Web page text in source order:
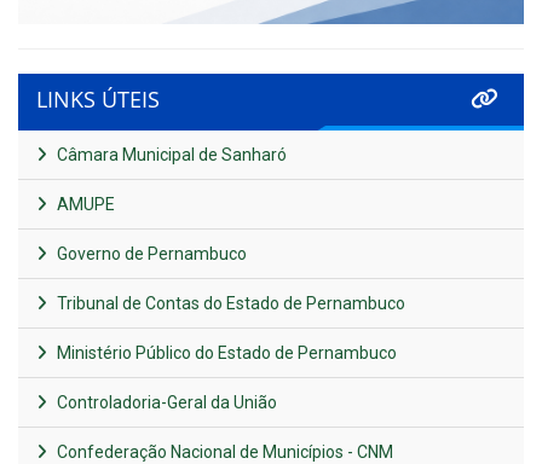
LINKS ÚTEIS
Câmara Municipal de Sanharó
AMUPE
Governo de Pernambuco
Tribunal de Contas do Estado de Pernambuco
Ministério Público do Estado de Pernambuco
Controladoria-Geral da União
Confederação Nacional de Municípios - CNM